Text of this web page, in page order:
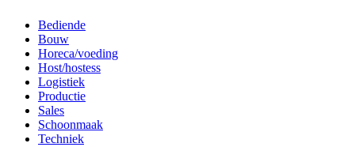
Bediende
Bouw
Horeca/voeding
Host/hostess
Logistiek
Productie
Sales
Schoonmaak
Techniek